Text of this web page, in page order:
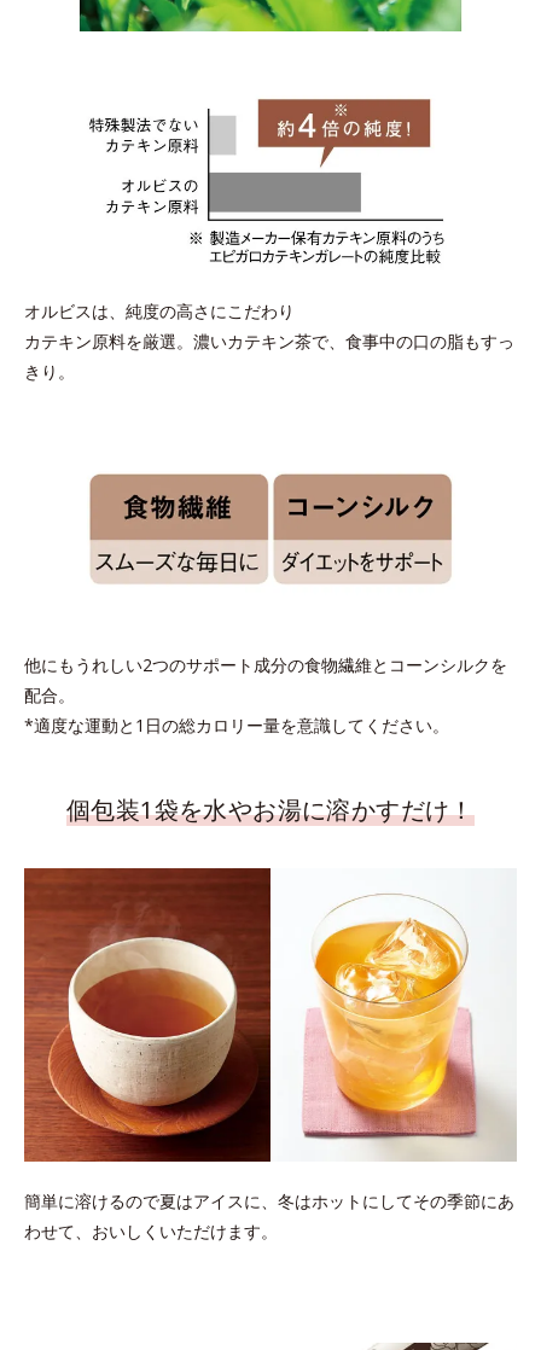
オルビスは、純度の高さにこだわり
カテキン原料を厳選。濃いカテキン茶で、食事中の口の脂もすっ
きり。
他にもうれしい2つのサポート成分の食物繊維とコーンシルクを
配合。
*適度な運動と1日の総カロリー量を意識してください。
個包装1袋を水やお湯に溶かすだけ！
簡単に溶けるので夏はアイスに、冬はホットにしてその季節にあ
わせて、 おいしくいただけます。